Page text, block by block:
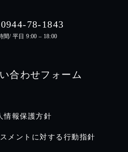
78-1843
間/ 平日 9:00 – 18:00
合わせフォーム
情報保護方針
メントに対する行動指針